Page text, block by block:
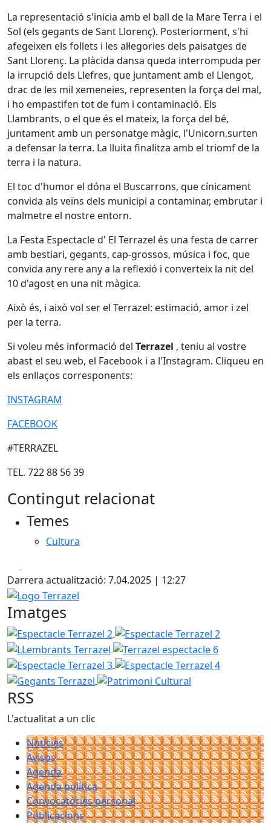
La representació s'inicia amb el ball de la Mare Terra i el
Sol (els gegants de Sant Llorenç). Posteriorment, s'hi
afegeixen els follets i les al·legories dels paisatges de
Sant Llorenç. La plàcida dansa queda interrompuda per
la irrupció dels Llefres, que juntament amb el Llengot,
drac de les mil xemeneies, representen la força del mal,
i ho empastifen tot de fum i contaminació. Els
Llambrants, o el que és el mateix, la força del bé,
juntament amb un personatge màgic, l'Unicorn,surten
a defensar la terra. La lluita finalitza amb el triomf de la
terra i la natura.
El toc d'humor el dóna el Buscarrons, que cínicament
convida als veïns dels municipi a contaminar, embrutar i
malmetre el nostre entorn.
La Festa Espectacle d' El Terrazel és una festa de carrer
amb bestiari, gegants, cap-grossos, música i foc, que
convida any rere any a la reflexió i converteix la nit del
10 d'agost en una nit màgica.
Això és, i això vol ser el Terrazel: estimació, amor i zel
per la terra.
Si voleu més informació del Terrazel , teniu al vostre
abast el seu web, el Facebook i a l'Instagram. Cliqueu en
els enllaços corresponents:
INSTAGRAM
FACEBOOK
#TERRAZEL
TEL. 722 88 56 39
Contingut relacionat
Temes
Cultura
Darrera actualització: 7.04.2025 | 12:27
Logo Terrazel
Imatges
Espectacle Terrazel 2 Espectacle Terrazel 2
Terrazel espectacle 6
Espectacle
Espectacle Terrazel 4
Gegants
Patrimoni Cultural
RSS
L'actualitat a un clic
Notícies
Avisos
Agenda
Agenda política
Convocatòries personal
Publicacions